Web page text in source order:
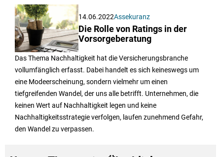
14.06.2022Assekuranz
Die Rolle von Ratings in der
Vorsorgeberatung
Das Thema Nachhaltigkeit hat die Versicherungsbranche
vollumfänglich erfasst. Dabei handelt es sich keineswegs um
eine Modeerscheinung, sondern vielmehr um einen
tiefgreifenden Wandel, der uns alle betrifft. Unternehmen, die
keinen Wert auf Nachhaltigkeit legen und keine
Nachhaltigkeitsstrategie verfolgen, laufen zunehmend Gefahr,
den Wandel zu verpassen.